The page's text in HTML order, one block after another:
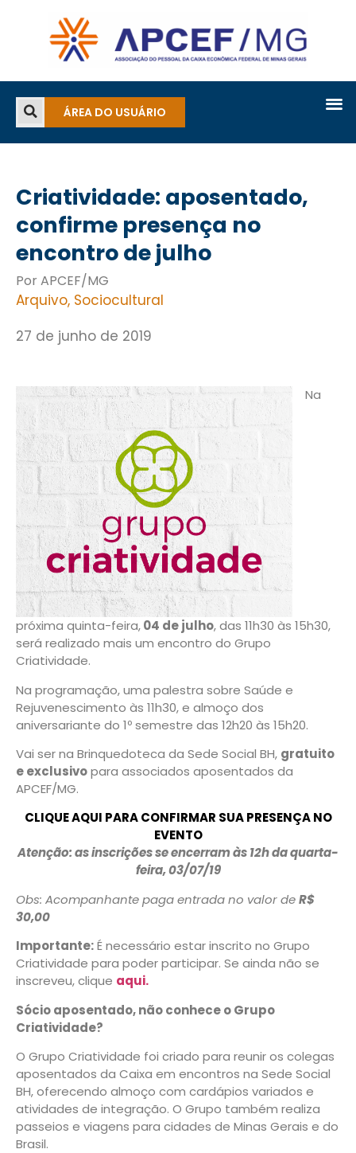
ÁREA DO USUÁRIO
Criatividade: aposentado,
confirme presença no
encontro de julho
Por APCEF/MG
Arquivo, Sociocultural
27 de junho de 2019
Na
próxima quinta-feira,04 de julho, das 11h30 às 15h30,
será realizado mais um encontro do Grupo
Criatividade.
Na programação, uma palestra sobre Saúde e
Rejuvenescimento às 11h30, e almoço dos
aniversariante do 1º semestre das 12h20 às 15h20.
Vai ser na Brinquedoteca da Sede Social BH, gratuito
e exclusivopara associados aposentados da
APCEF/MG.
CLIQUE AQUI PARA CONFIRMAR SUA PRESENÇA NO
EVENTO
Atenção: as inscrições se encerram às 12h da quarta-
feira, 03/07/19
Obs: Acompanhante paga entrada no valor deR$
30,00
Importante:É necessário estar inscrito no Grupo
Criatividade para poder participar. Se ainda não se
inscreveu, clique aqui.
Sócio aposentado, não conhece o Grupo
Criatividade?
O Grupo Criatividade foi criado para reunir os colegas
aposentados da Caixa em encontros na Sede Social
BH, oferecendo almoço com cardápios variados e
atividades de integração. O Grupo também realiza
passeios e viagens para cidades de Minas Gerais e do
Brasil.